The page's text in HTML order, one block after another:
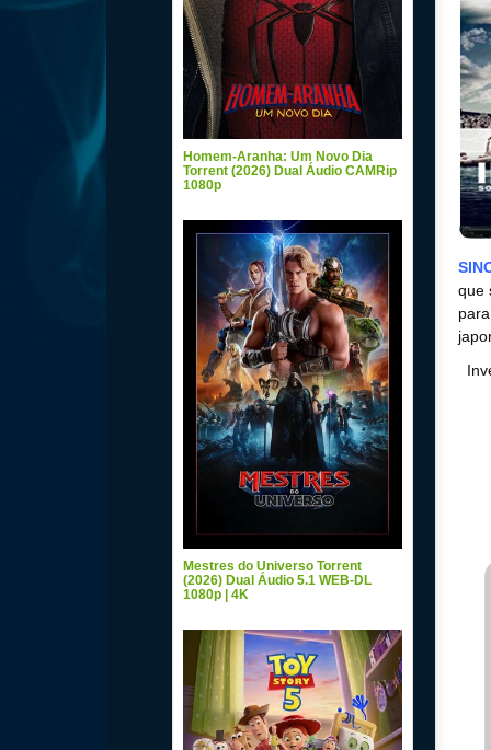
que
Homem-Aranha: Um Novo Dia
Torrent (2026) Dual Áudio CAMRip
1080p
Mestres do Universo Torrent
(2026) Dual Áudio 5.1 WEB-DL
1080p | 4K